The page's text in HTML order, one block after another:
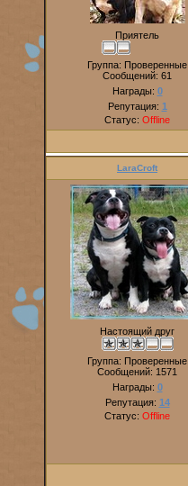
Приятель
Группа: Проверенные
Сообщений: 61
Награды: 0
Репутация: 1
Статус: Offline
LaraCroft
Настоящий друг
Группа: Проверенные
Сообщений: 1571
Награды: 0
Репутация: 14
Статус: Offline